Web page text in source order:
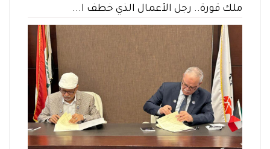
ملك قورة.. رجل الأعمال الذي خطف ا...